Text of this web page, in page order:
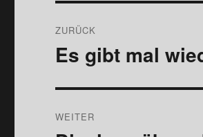
ZURÜCK
Vorheriger
Beitrag:
Es gibt mal
WEITER